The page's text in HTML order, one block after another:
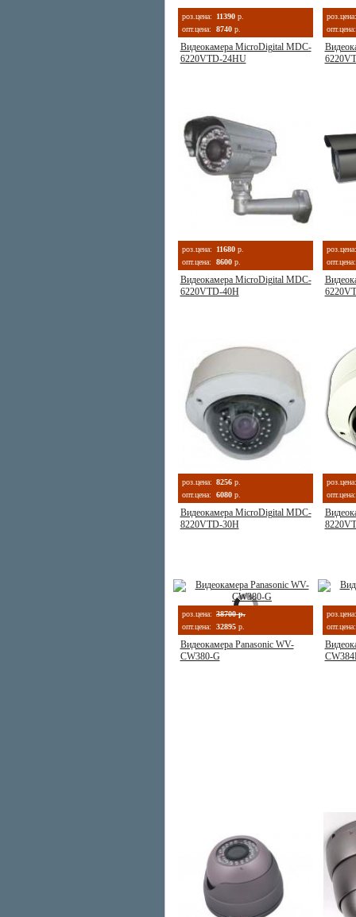
роз.цена: 11390 р.
опт.цена:
8740 р.
Видеокамера MicroDigital MDC-
6220VTD-24HU
роз.цена:
опт.цена:
роз.цена: 11680 р.
опт.цена:
8600 р.
Видеокамера MicroDigital MDC-
6220VTD-40H
роз.цена:
опт.цена:
роз.цена: 8256 р.
опт.цена:
6080 р.
Видеокамера MicroDigital MDC-
8220VTD-30H
роз.цена:
опт.цена:
роз.цена: 38700 р.
опт.цена:
32895 р.
Видеокамера Panasonic WV-
CW380-G
роз.цена:
опт.цена: